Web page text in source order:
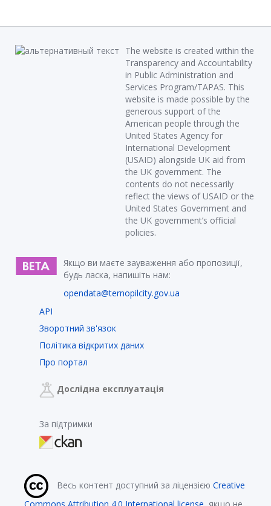
The website is created within the
Transparency and Accountability
in Public Administration and
Services Program/TAPAS. This
website is made possible by the
generous support of the
American people through the
United States Agency for
International Development
(USAID) alongside UK aid from
the UK government. The
contents do not necessarily
reflect the views of USAID or the
United States Government and
the UK government’s official
policies.
Якщо ви маєте зауваження або пропозиції,
будь ласка, напишіть нам:
opendata@ternopilcity.gov.ua
API
Зворотний зв'язок
Політика відкритих даних
Про портал
Дослідна експлуатація
За підтримки
Весь контент доступний за ліцензією Creative